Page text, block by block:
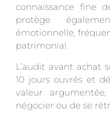
connaissance fine
protège
émotionnelle,
patrimonial.
L’audit avant achat
10 jours ouvrés et
valeur
négocier ou de se